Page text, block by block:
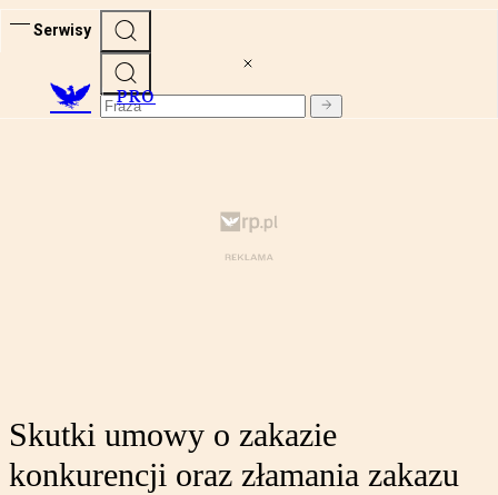
Serwisy
PRO
Skutki umowy o zakazie
konkurencji oraz złamania zakazu